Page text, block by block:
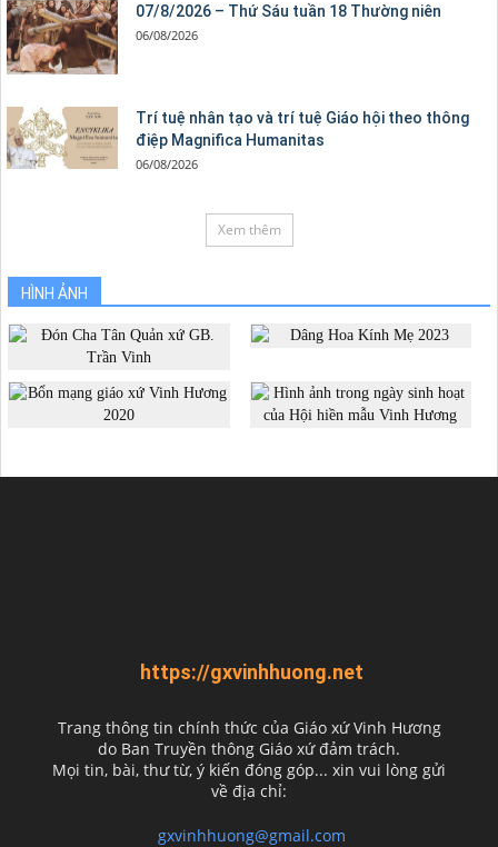
07/8/2026 – Thứ Sáu tuần 18 Thường niên
06/08/2026
Trí tuệ nhân tạo và trí tuệ Giáo hội theo thông
điệp Magnifica Humanitas
06/08/2026
Xem thêm
HÌNH ẢNH
https://gxvinhhuong.net
Trang thông tin chính thức của Giáo xứ Vinh Hương
do Ban Truyền thông Giáo xứ đảm trách.
Mọi tin, bài, thư từ, ý kiến đóng góp... xin vui lòng gửi
về địa chỉ:
gxvinhhuong@gmail.com